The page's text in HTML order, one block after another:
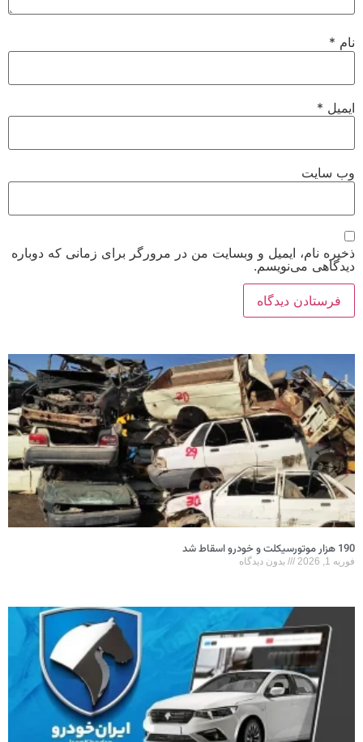
نام*
ایمیل*
وب‌ سایت
ذخیره نام، ایمیل و وبسایت من در مرورگر برای زمانی که دوباره
دیدگاهی می‌نویسم.
190 هزار موتورسیکلت و خودرو اسقاط شد
فوریه 1, 2026 بدون دیدگاه